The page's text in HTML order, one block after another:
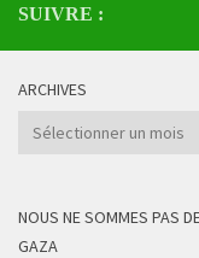
SUIVRE :
ARCHIVES
Archives
NOUS NE SOMMES PAS
GAZA